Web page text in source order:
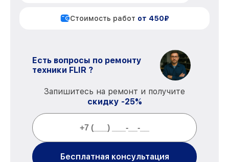
Стоимость работ от 450₽
Есть вопросы по ремонту
техники FLIR ?
Запишитесь на ремонт и получите
скидку -25%
Бесплатная консультация